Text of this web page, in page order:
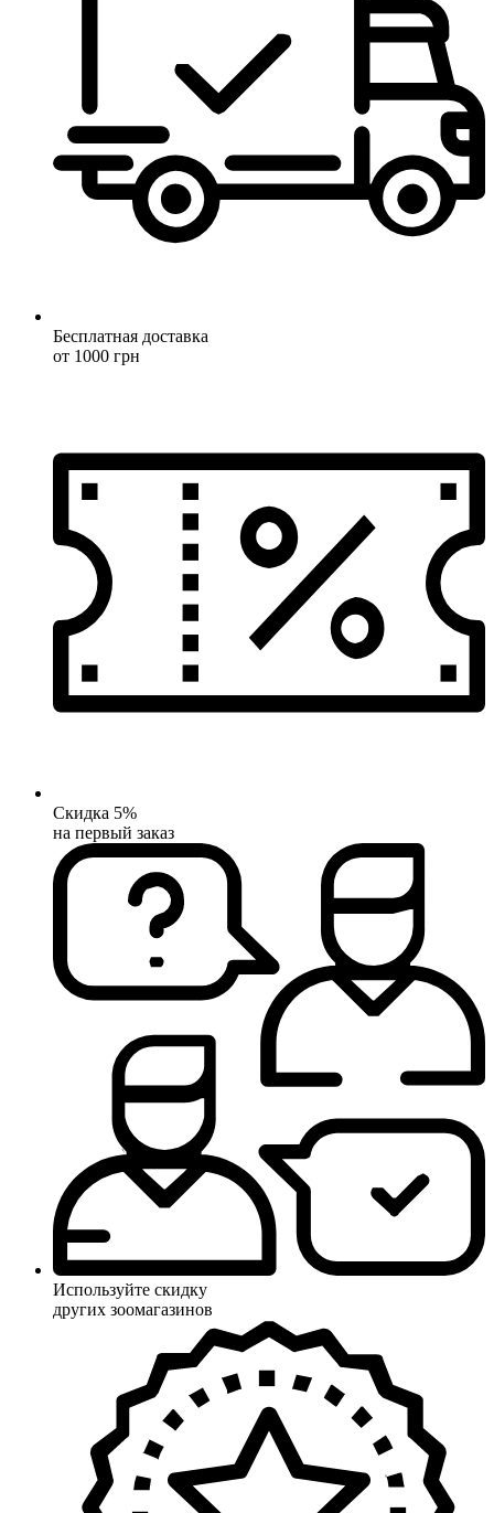
Бесплатная доставка
от 1000 грн
Скидка 5%
на первый заказ
Используйте скидку
других зоомагазинов